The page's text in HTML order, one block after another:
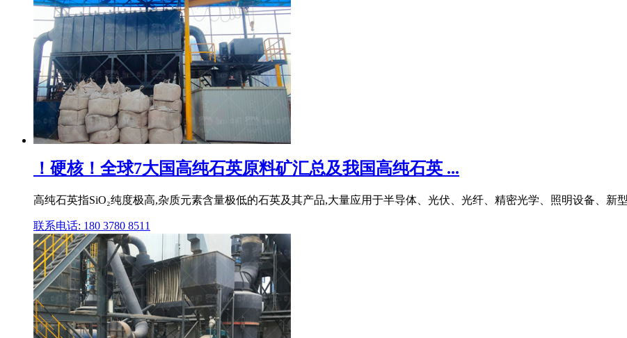
！硬核！全球7大国高纯石英原料矿汇总及我国高纯石英 ...
高纯石英指SiO₂纯度极高,杂质元素含量极低的石英及其产品,大量应用于半导体、光伏、光纤、精密光学、照明设备、新
联系电话: 180 3780 8511